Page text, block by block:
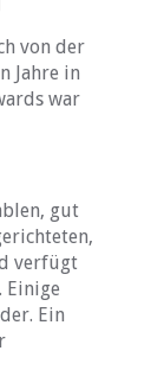
von der
Jahre in
war
gut
verfügt
Einige
Ein